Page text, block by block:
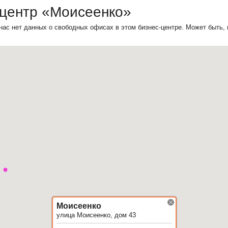
«Моисеенко»
нет данных о свободных офисах в этом бизнес-центре. Может быть,
Моисеенко
улица Моисеенко, дом 43